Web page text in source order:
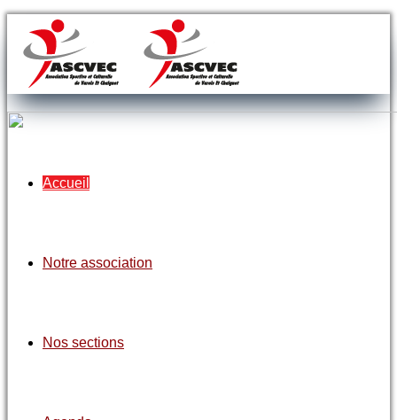
Accueil
Notre association
Nos sections